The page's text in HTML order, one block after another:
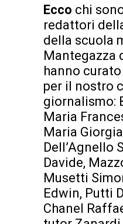
Ecco chi
redattori
della scuola
Mantegazza
hanno
per il nostro
giornalismo:
Maria
Maria
Dell’Agnello
Davide,
Musetti
Edwin, Putti
Chanel